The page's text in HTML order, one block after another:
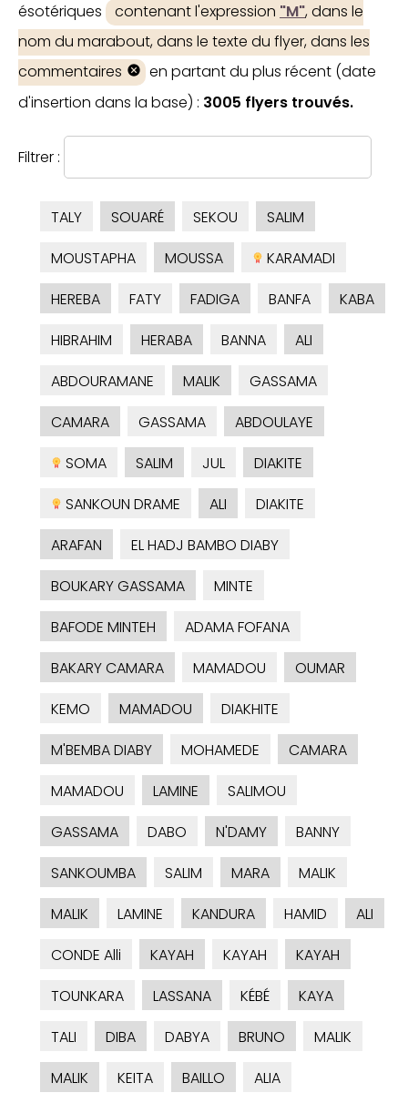
ésotériques
contenant l'expression "M", dans le
nom du marabout, dans le texte du flyer, dans les
commentaires
en partant du plus récent (date
d'insertion dans la base) : 3005 flyers trouvés.
Filtrer :
TALY SOUARÉ SEKOU
SALIM
MOUSTAPHA
MOUSSA
KARAMADI
HEREBA
FATY FADIGA BANFA
KABA
HIBRAHIM
HERABA BANNA
ALI
ABDOURAMANE
MALIK
GASSAMA
CAMARA
GASSAMA
ABDOULAYE
SOMA
SALIM JUL
DIAKITE
SANKOUN DRAME
ALI
DIAKITE
ARAFAN
EL HADJ BAMBO DIABY
BOUKARY GASSAMA
MINTE
BAFODE MINTEH
ADAMA FOFANA
BAKARY CAMARA
MAMADOU
OUMAR
KEMO
MAMADOU
DIAKHITE
M'BEMBA DIABY
MOHAMEDE
CAMARA
MAMADOU
LAMINE
SALIMOU
GASSAMA
DABO N'DAMY
BANNY
SANKOUMBA
SALIM MARA
MALIK
MALIK
LAMINE KANDURA HAMID
ALI
CONDE Alli
KAYAH KAYAH
KAYAH
TOUNKARA
LASSANA KÉBÉ
KAYA
TALI
DIBA DABYA BRUNO
MALIK
MALIK
KEITA BAILLO
ALIA